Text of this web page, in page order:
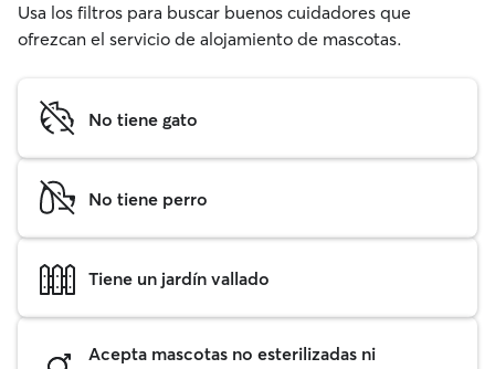
Usa los filtros para buscar buenos cuidadores que
ofrezcan el servicio de alojamiento de mascotas.
No tiene gato
No tiene perro
Tiene un jardín vallado
Acepta mascotas no esterilizadas ni